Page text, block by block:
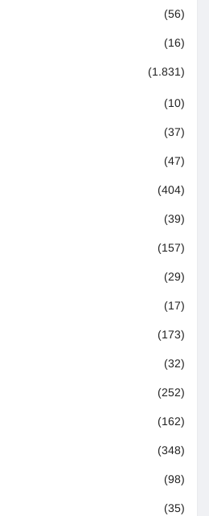
(56)
(16)
(1.831)
(10)
(37)
(47)
(404)
(39)
(157)
(29)
(17)
(173)
(32)
(252)
(162)
(348)
(98)
(35)